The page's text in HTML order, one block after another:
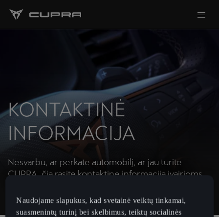
KONTAKTINĖ
INFORMACIJA
Nesvarbu, ar perkate automobilį, ar jau turite
CUPRA, čia rasite kontaktinę informaciją įvairioms
Naudojame slapukus, kad svetainė veiktų tinkamai,
suasmenintų turinį bei skelbimus, teiktų socialinės